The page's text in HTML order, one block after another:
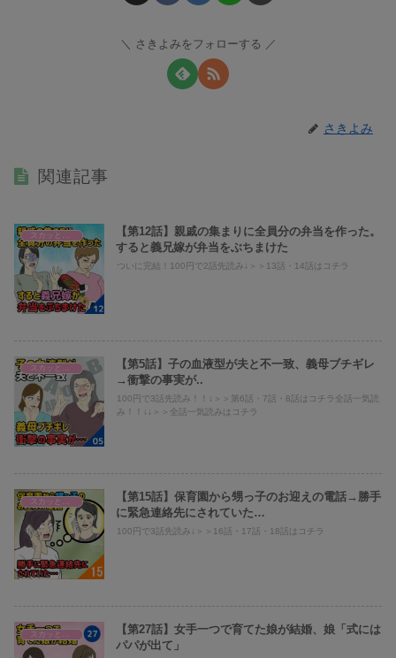
さきよみをフォローする
さきよみ
関連記事
スカッとまとめ
【第12話】親戚の集まりに全員分の弁当を作った。
すると義兄嫁が弁当をぶちまけた
ついに完結！100円で2話先読み↓＞＞13話・14話はコチラ
スカッとまとめ
【第5話】子の血液型が夫と不一致、義母ブチギレ
→衝撃の事実が..
100円で3話先読み！！↓＞＞第6話・7話・8話はコチラ全話一気読
み！！↓↓＞＞全話一気読みはコチラ
【第15話】保育園から甥っ子のお迎えの電話→勝手
に緊急連絡先にされていた…
100円で3話先読み↓＞＞16話・17話・18話はコチラ
【第27話】女手一つで育てた娘が結婚、娘「式には
パパが出て」